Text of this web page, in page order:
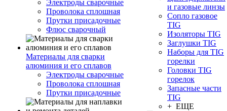
Электроды сварочные
Проволока сплошная
Прутки присадочные
Флюс сварочный
Материалы для сварки
алюминия и его сплавов
Электроды сварочные
Проволока сплошная
Прутки присадочные
и газовые линзы
Сопло газовое
TIG
Изоляторы TIG
Заглушки TIG
Наборы для TIG
горелки
Головки TIG
горелок
Запасные части
TIG
+ ЕЩЕ